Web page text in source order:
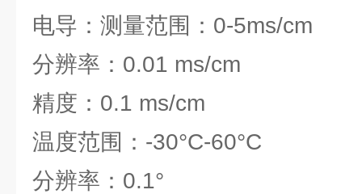
电导：测量范围：0-5ms/cm
分辨率：0.01 ms/cm
精度：0.1 ms/cm
温度范围：-30°C-60°C
分辨率：0.1°